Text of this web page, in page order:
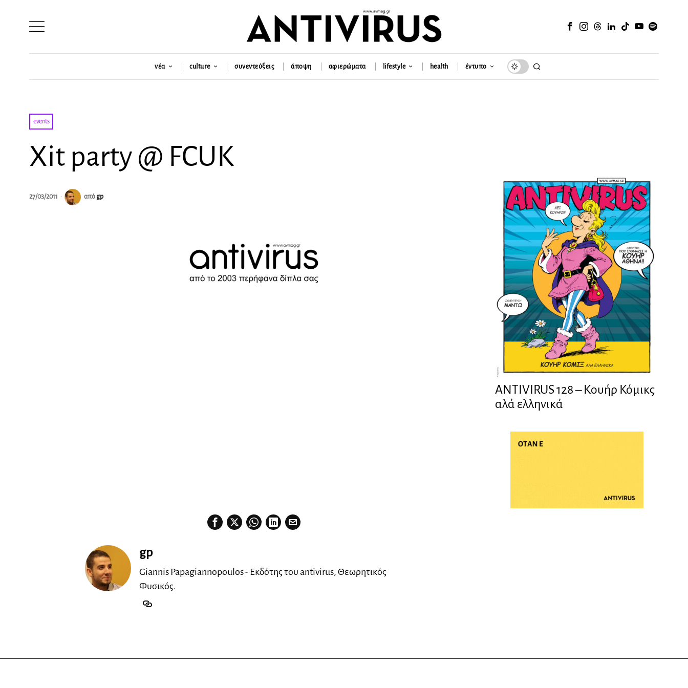
νέα culture συνεντεύξεις άποψη αφιερώματα lifestyle health έντυπο
events
Xit party @ FCUK
27/03/2011 από gp
gp
Giannis Papagiannopoulos - Εκδότης του antivirus, Θεωρητικός
Φυσικός.
ANTIVIRUS 128 – Kουήρ Κόμικς
αλά ελληνικά